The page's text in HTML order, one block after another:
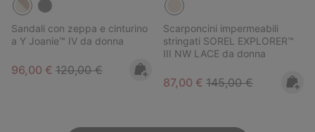
Sandali con zeppa e cinturino
a Y Joanie™ IV da donna
Sale price:
96,00 € Regular price:
120,00 €
Scarponcini impermeabili
stringati SOREL EXPLORER™
III NW LACE da donna
Sale price:
87,00 € Regular price:
145,00 €